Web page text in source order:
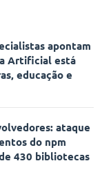
apontam
Artificial está
educação e
ataque
do npm
430 bibliotecas